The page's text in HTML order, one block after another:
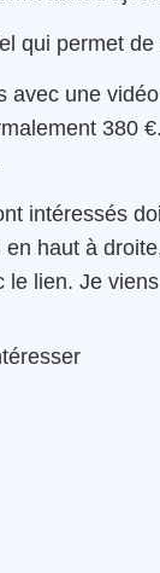
qui permet
avec une
380
intéressés
haut à
le lien. Je